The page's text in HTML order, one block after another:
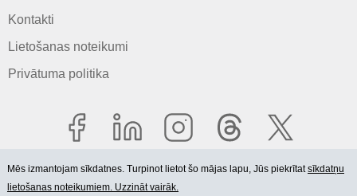
Kontakti
Lietošanas noteikumi
Privātuma politika
Mēs izmantojam sīkdatnes. Turpinot lietot šo mājas lapu, Jūs piekrītatsīkdatņu
lietošanas noteikumiem. Uzzināt vairāk.